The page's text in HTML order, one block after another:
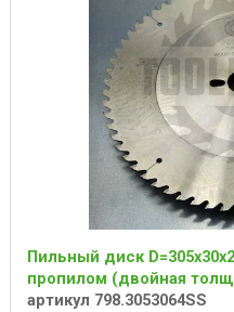
Пильный диск
пропилом (двойная
артикул 798.3053064SS